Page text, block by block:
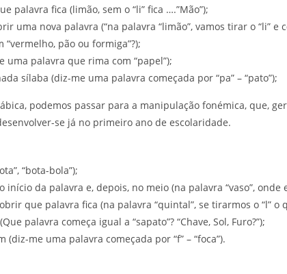
palavra fica (limão, sem o “li” fica ….”Mão”);
nova palavra (“na palavra “limão”, vamos tirar o “li” e
pão ou formiga”?);
uma palavra que rima com “papel”);
sílaba (diz-me uma palavra começada por “pa” – “pato”);
podemos passar para a manipulação fonémica, que,
se já no primeiro ano de escolaridade.
“bota-bola”);
da palavra e, depois, no meio (na palavra “vaso”, onde
que palavra fica (na palavra “quintal”, se tirarmos o “l” o
palavra começa igual a “sapato”? “Chave, Sol, Furo?”);
me uma palavra começada por “f” – “foca”).